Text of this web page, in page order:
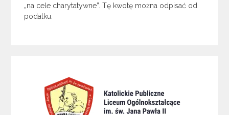
„na cele charytatywne”. Tę kwotę można odpisać od
podatku.